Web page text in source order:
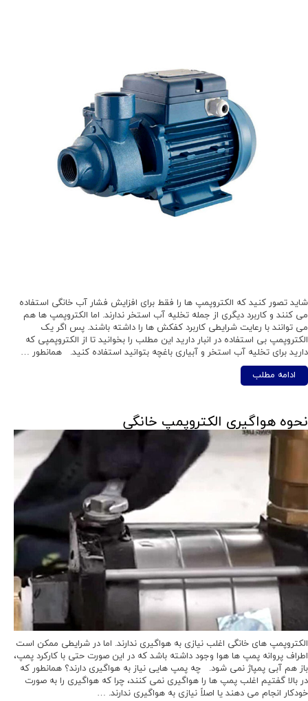
شاید تصور کنید که الکتروپمپ ها را فقط برای افزایش فشار آب خانگی استفاده
می کنند و کاربرد دیگری از جمله تخلیه آب استخر ندارند. اما الکتروپمپ ها هم
می توانند با رعایت شرایطی کاربرد کفکش ها را داشته باشند. پس اگر یک
الکتروپمپ بی استفاده در انبار دارید این مطلب را بخوانید تا از الکتروپمپی که
دارید برای تخلیه آب استخر و آبیاری باغچه بتوانید استفاده کنید. همانطور …
ادامه مطلب
نحوه هواگیری الکتروپمپ خانگی
الکتروپمپ های خانگی اغلب نیازی به هواگیری ندارند. اما در شرایطی ممکن است
اطراف پروانه پمپ ها هوا وجود داشته باشد که در این صورت حتی با کارکرد پمپ،
باز هم آبی پمپاژ نمی شود. چه پمپ هایی نیاز به هواگیری دارند؟ همانطور که
در بالا گفتیم اغلب پمپ ها را هواگیری نمی کنند، چرا که هواگیری را به صورت
خودکار انجام می دهند یا اصلاً نیازی به هواگیری ندارند. …